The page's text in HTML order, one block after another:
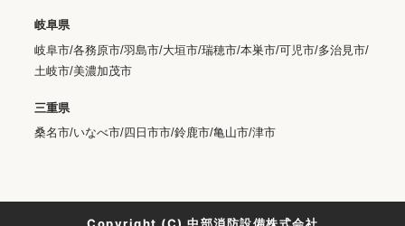
岐阜県
岐阜市/各務原市/羽島市/大垣市/瑞穂市/本巣市/可児市/多治見市/
土岐市/美濃加茂市
三重県
桑名市/いなべ市/四日市市/鈴鹿市/亀山市/津市